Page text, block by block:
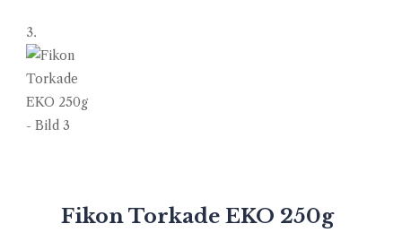
Fikon Torkade EKO 250g